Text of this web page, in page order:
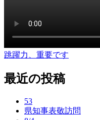
投
稿
跳躍力、重要です
最近の投稿
53
県知事表敬訪問